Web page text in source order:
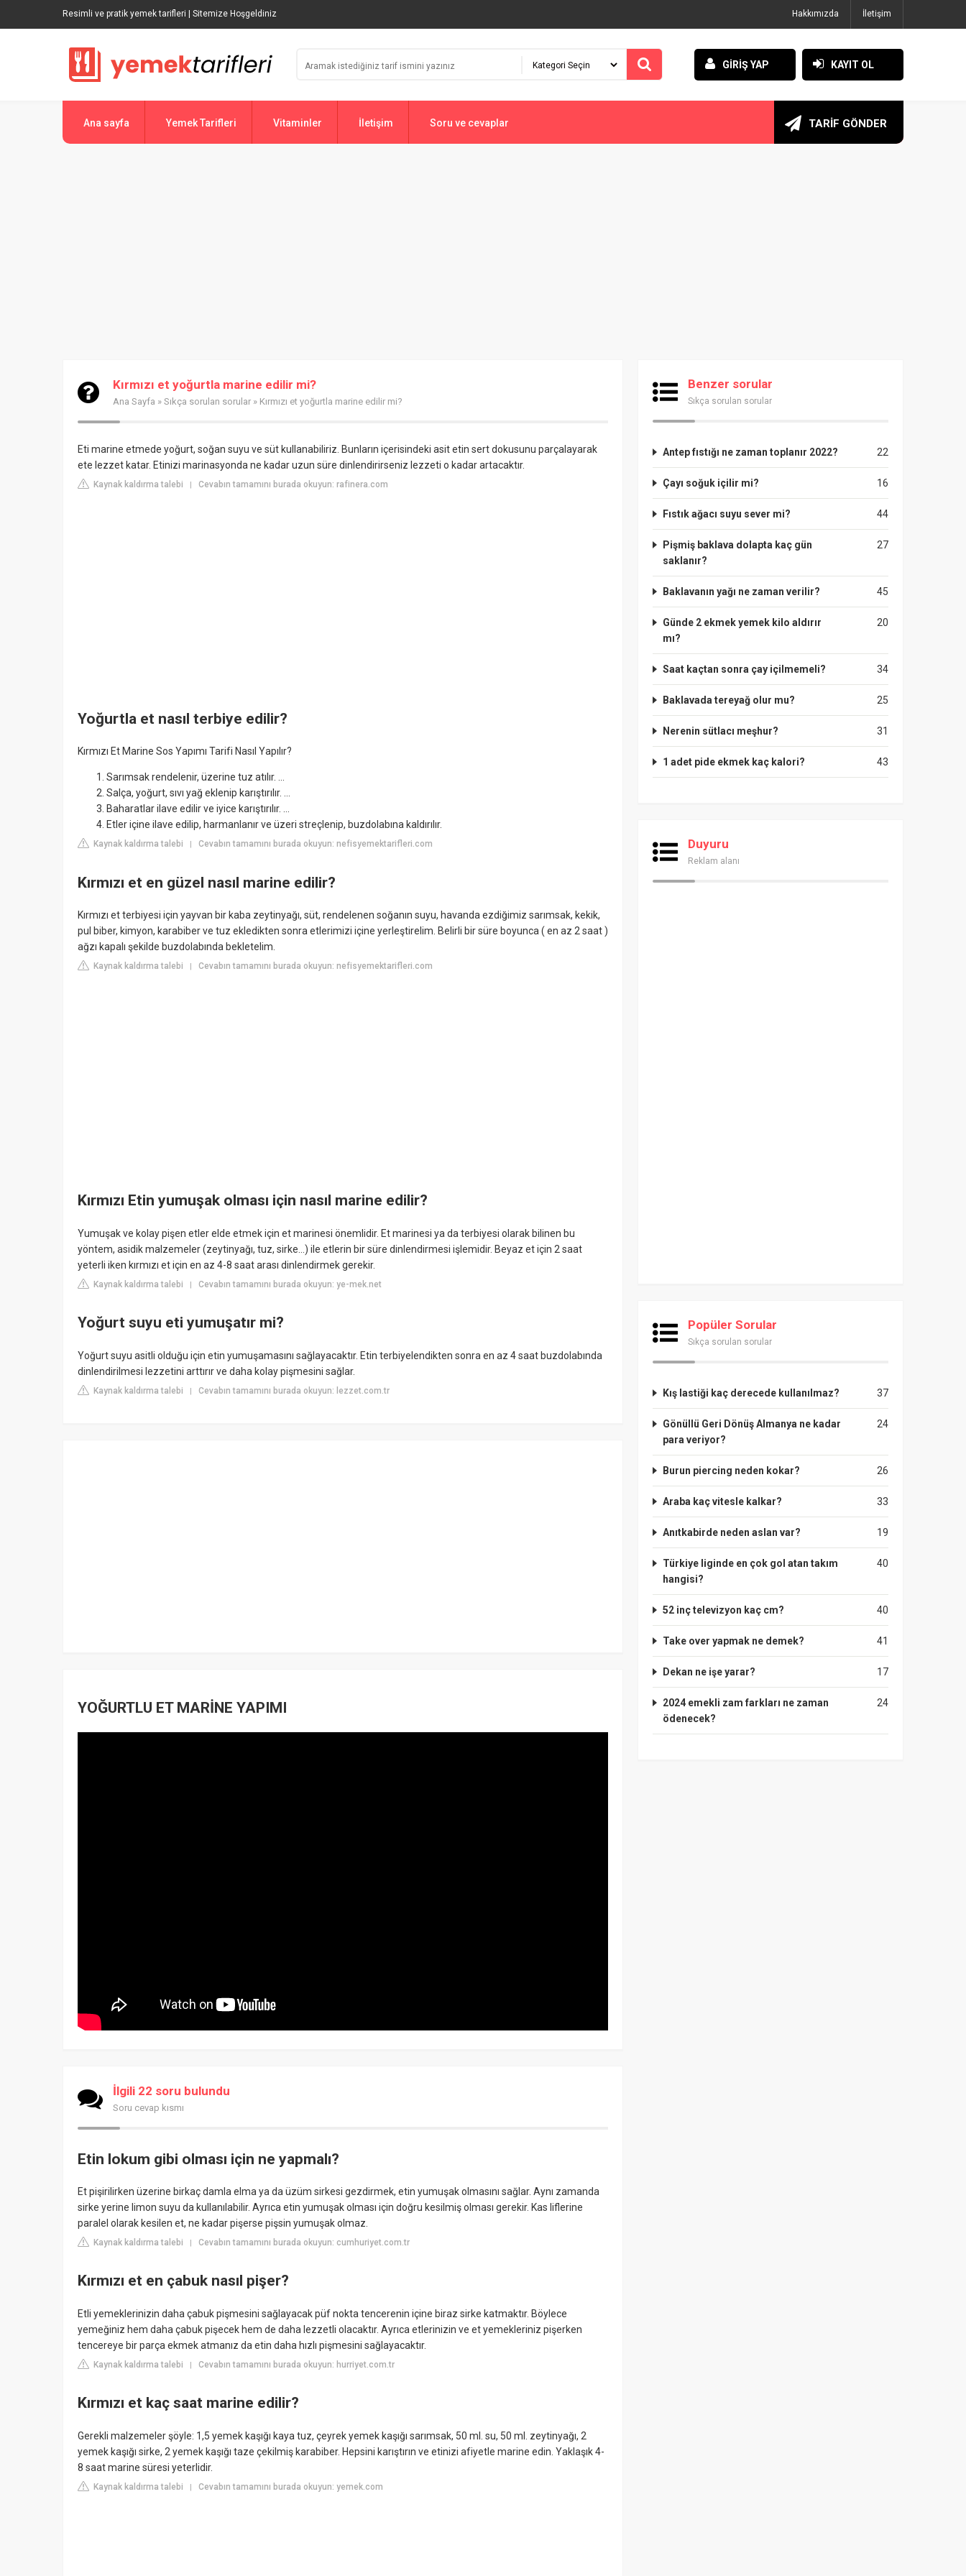
Resimli ve pratik yemek tarifleri | Sitemize Hoşgeldiniz Hakkımızda İletişim
GİRİŞ YAP KAYIT OL
Ana sayfa Yemek Tarifleri Vitaminler İletişim Soru ve cevaplar TARİF GÖNDER
Kırmızı et yoğurtla marine edilir mi?
Ana Sayfa » Sıkça sorulan sorular » Kırmızı et yoğurtla marine edilir mi?
Eti marine etmede yoğurt, soğan suyu ve süt kullanabiliriz. Bunların içerisindeki asit etin sert dokusunu parçalayarak
ete lezzet katar. Etinizi marinasyonda ne kadar uzun süre dinlendirirseniz lezzeti o kadar artacaktır.
Kaynak kaldırma talebi | Cevabın tamamını burada okuyun: rafinera.com
Yoğurtla et nasıl terbiye edilir?
Kırmızı Et Marine Sos Yapımı Tarifi Nasıl Yapılır?
Sarımsak rendelenir, üzerine tuz atılır. ...
Salça, yoğurt, sıvı yağ eklenip karıştırılır. ...
Baharatlar ilave edilir ve iyice karıştırılır. ...
Etler içine ilave edilip, harmanlanır ve üzeri streçlenip, buzdolabına kaldırılır.
Kaynak kaldırma talebi Cevabın tamamını burada okuyun: nefisyemektarifleri.com
Kırmızı et en güzel nasıl marine edilir?
Kırmızı et terbiyesi için yayvan bir kaba zeytinyağı, süt, rendelenen soğanın suyu, havanda ezdiğimiz sarımsak, kekik,
pul biber, kimyon, karabiber ve tuz ekledikten sonra etlerimizi içine yerleştirelim. Belirli bir süre boyunca ( en az 2 saat )
ağzı kapalı şekilde buzdolabında bekletelim.
Kaynak kaldırma talebi Cevabın tamamını burada okuyun: nefisyemektarifleri.com
Kırmızı Etin yumuşak olması için nasıl marine edilir?
Yumuşak ve kolay pişen etler elde etmek için et marinesi önemlidir. Et marinesi ya da terbiyesi olarak bilinen bu
yöntem, asidik malzemeler (zeytinyağı, tuz, sirke...) ile etlerin bir süre dinlendirmesi işlemidir. Beyaz et için 2 saat
yeterli iken kırmızı et için en az 4-8 saat arası dinlendirmek gerekir.
Kaynak kaldırma talebi | Cevabın tamamını burada okuyun: ye-mek.net
Yoğurt suyu eti yumuşatır mi?
Yoğurt suyu asitli olduğu için etin yumuşamasını sağlayacaktır. Etin terbiyelendikten sonra en az 4 saat buzdolabında
dinlendirilmesi lezzetini arttırır ve daha kolay pişmesini sağlar.
Kaynak kaldırma talebi | Cevabın tamamını burada okuyun: lezzet.com.tr
YOĞURTLU ET MARİNE YAPIMI
İlgili 22 soru bulundu
Soru cevap kısmı
Etin lokum gibi olması için ne yapmalı?
Et pişirilirken üzerine birkaç damla elma ya da üzüm sirkesi gezdirmek, etin yumuşak olmasını sağlar. Aynı zamanda
sirke yerine limon suyu da kullanılabilir. Ayrıca etin yumuşak olması için doğru kesilmiş olması gerekir. Kas liflerine
paralel olarak kesilen et, ne kadar pişerse pişsin yumuşak olmaz.
Kaynak kaldırma talebi | Cevabın tamamını burada okuyun: cumhuriyet.com.tr
Kırmızı et en çabuk nasıl pişer?
Etli yemeklerinizin daha çabuk pişmesini sağlayacak püf nokta tencerenin içine biraz sirke katmaktır. Böylece
yemeğiniz hem daha çabuk pişecek hem de daha lezzetli olacaktır. Ayrıca etlerinizin ve et yemekleriniz pişerken
tencereye bir parça ekmek atmanız da etin daha hızlı pişmesini sağlayacaktır.
Kaynak kaldırma talebi | Cevabın tamamını burada okuyun: hurriyet.com.tr
Kırmızı et kaç saat marine edilir?
Gerekli malzemeler şöyle: 1,5 yemek kaşığı kaya tuz, çeyrek yemek kaşığı sarımsak, 50 ml. su, 50 ml. zeytinyağı, 2
yemek kaşığı sirke, 2 yemek kaşığı taze çekilmiş karabiber. Hepsini karıştırın ve etinizi afiyetle marine edin. Yaklaşık 4-
8 saat marine süresi yeterlidir.
Kaynak kaldırma talebi | Cevabın tamamını burada okuyun: yemek.com
Benzer sorular
Sıkça sorulan sorular
22
Antep fıstığı ne zaman toplanır 2022?
16
Çayı soğuk içilir mi?
44
Fıstık ağacı suyu sever mi?
27
Pişmiş baklava dolapta kaç gün
saklanır?
45
Baklavanın yağı ne zaman verilir?
20
Günde 2 ekmek yemek kilo aldırır
mı?
34
Saat kaçtan sonra çay içilmemeli?
25
Baklavada tereyağ olur mu?
31
Nerenin sütlacı meşhur?
43
1 adet pide ekmek kaç kalori?
Duyuru
Reklam alanı
Popüler Sorular
Sıkça sorulan sorular
37
Kış lastiği kaç derecede kullanılmaz?
24
Gönüllü Geri Dönüş Almanya ne kadar
para veriyor?
26
Burun piercing neden kokar?
33
Araba kaç vitesle kalkar?
19
Anıtkabirde neden aslan var?
40
Türkiye liginde en çok gol atan takım
hangisi?
40
52 inç televizyon kaç cm?
41
Take over yapmak ne demek?
17
Dekan ne işe yarar?
24
2024 emekli zam farkları ne zaman
ödenecek?